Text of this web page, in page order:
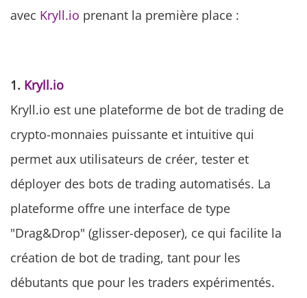
avec Kryll.io prenant la première place :
1. Kryll.io
Kryll.io est une plateforme de bot de trading de
crypto-monnaies puissante et intuitive qui
permet aux utilisateurs de créer, tester et
déployer des bots de trading automatisés. La
plateforme offre une interface de type
"Drag&Drop" (glisser-deposer), ce qui facilite la
création de bot de trading, tant pour les
débutants que pour les traders expérimentés.